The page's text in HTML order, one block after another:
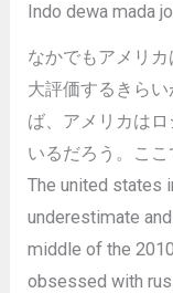
Indo dewa mada
なかでもアメリ
大評価するきら
ば、アメリカは
いるだろう。ここ
The united states
underestimate
middle of the
obsessed with